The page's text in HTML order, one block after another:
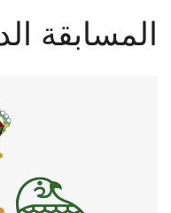
المسابقة